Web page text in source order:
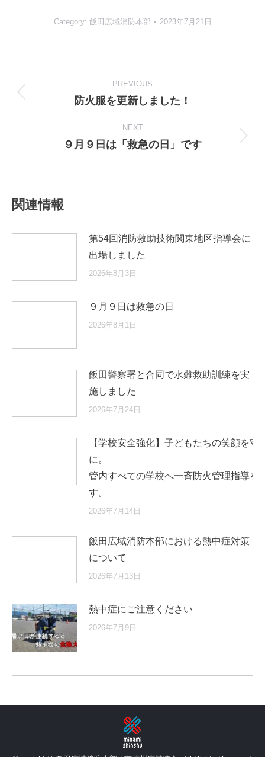
Category: 飯田広域消防本部 2023年7月21日
navigation
PREVIOUS
Previous
防火服を更新しました！
NEXT
Next
９月９日は「救急の日」です
関連情報
第54回消防救助技術関東地区指導会に
出場しました
2026年8月3日
９月９日は救急の日
2026年8月1日
飯田警察署と合同で水難救助訓練を実
施しました
2026年7月24日
【学校安全強化】子どもたちの笑顔を守
に
管内すべての学校へ一斉防火管理指導を
す。
2026年7月14日
飯田広域消防本部における熱中症対策
について
2026年7月13日
熱中症にご注意ください
2026年7月9日